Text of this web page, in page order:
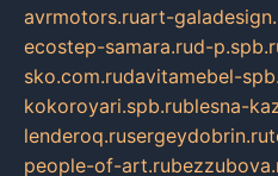
avrmotors.ruart-
ecostep-samara.rud-
sko.com.rudavitamebel-
kokoroyari.spb.rublesna-
lenderoq.rusergeydobrin.ru
people-of-art.ru